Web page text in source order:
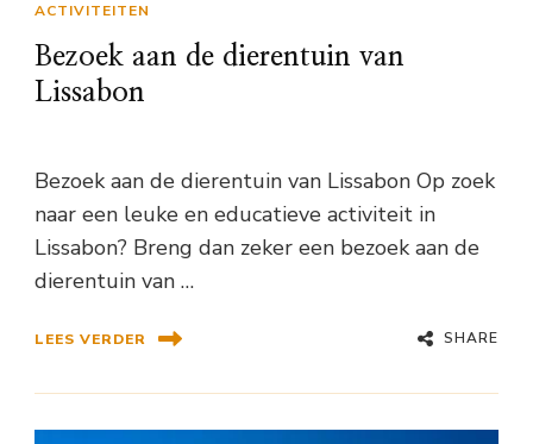
ACTIVITEITEN
Bezoek aan de dierentuin van
Lissabon
Bezoek aan de dierentuin van Lissabon Op zoek
naar een leuke en educatieve activiteit in
Lissabon? Breng dan zeker een bezoek aan de
dierentuin van …
LEES VERDER SHARE